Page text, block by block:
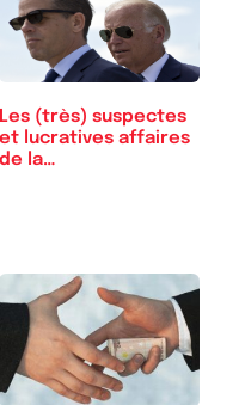
Les (très) suspectes
et lucratives affaires
de la…